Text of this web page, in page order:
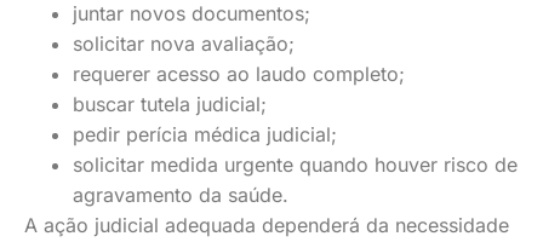
juntar novos documentos;
solicitar nova avaliação;
requerer acesso ao laudo completo;
buscar tutela judicial;
pedir perícia médica judicial;
solicitar medida urgente quando houver risco de
agravamento da saúde.
A ação judicial adequada dependerá da necessidade